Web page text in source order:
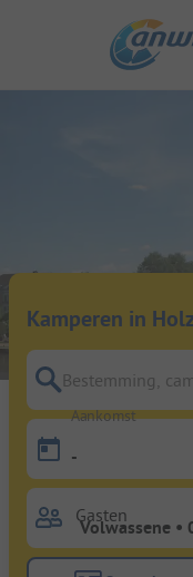
Kamperen in
Bestemming,
Aankomst
-
Gasten